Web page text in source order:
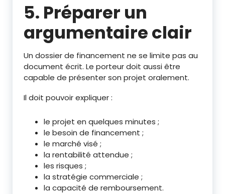
5. Préparer un
argumentaire clair
Un dossier de financement ne se limite pas au
document écrit. Le porteur doit aussi être
capable de présenter son projet oralement.
Il doit pouvoir expliquer :
le projet en quelques minutes ;
le besoin de financement ;
le marché visé ;
la rentabilité attendue ;
les risques ;
la stratégie commerciale ;
la capacité de remboursement.